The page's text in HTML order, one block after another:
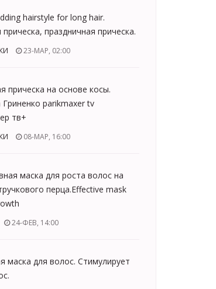
hairstyle for long hair.
праздничная прическа.
23-МАР, 02:00
прическа на основе косы.
Гриненко parikmaxer tv
тв+
08-МАР, 16:00
маска для роста волос на
перца.Effective mask
24-ФЕВ, 14:00
маска для волос. Стимулирует